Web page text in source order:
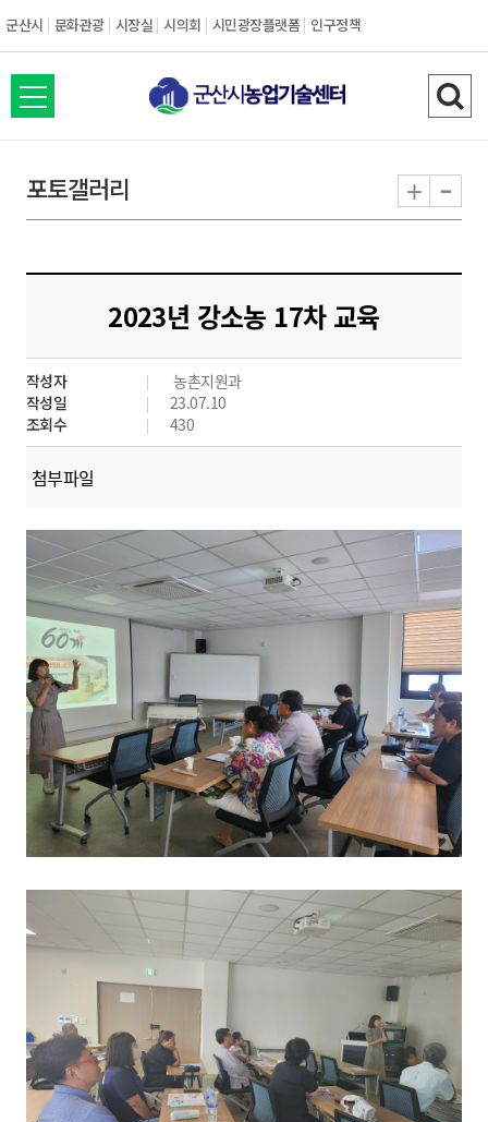
군산시 문화관광 시장실 시의회 시민광장플랫폼 인구정책
전
체
뉴
열
검
색
기
포토갤러리 + -
2023년 강소농 17차 교육
작성자
농촌지원과
작성일
23.07.10
조회수
430
첨부파일